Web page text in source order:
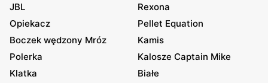
JBL
Rexona
Opiekacz
Pellet Equation
Boczek wędzony Mróz
Kamis
Polerka
Kalosze Captain Mike
Klatka
Białe